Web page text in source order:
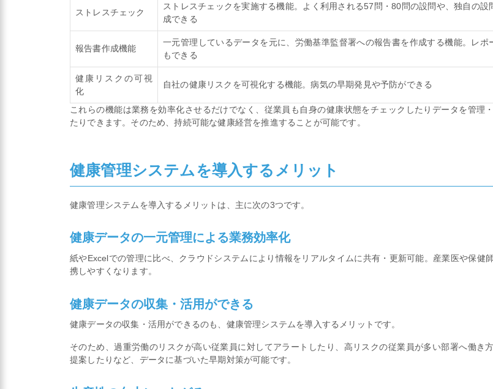
ストレスチェック
ストレスチェックを実施する機能。よく利用される57問・80問の設問や、独自の設
成できる
報告書作成機能
一元管理しているデータを元に、労働基準監督署への報告書を作成する機能。レポ
もできる
健康リスクの可視
化
自社の健康リスクを可視化する機能。病気の早期発見や予防ができる
これらの機能は業務を効率化させるだけでなく、従業員も自身の健康状態をチェックしたりデータを管理
たりできます。そのため、持続可能な健康経営を推進することが可能です。
健康管理システムを導入するメリット
健康管理システムを導入するメリットは、主に次の3つです。
健康データの一元管理による業務効率化
紙やExcelでの管理に比べ、クラウドシステムにより情報をリアルタイムに共有・更新可能。産業医や保健
携しやすくなります。
健康データの収集・活用ができる
健康データの収集・活用ができるのも、健康管理システムを導入するメリットです。
そのため、過重労働のリスクが高い従業員に対してアラートしたり、高リスクの従業員が多い部署へ働き
提案したりなど、データに基づいた早期対策が可能です。